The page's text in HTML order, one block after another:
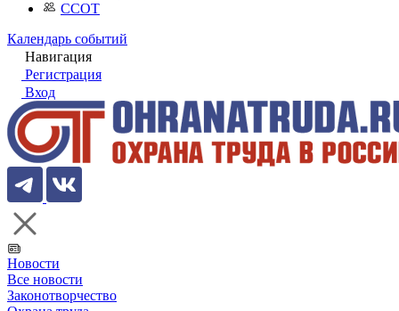
ССОТ
Календарь событий
Навигация
Регистрация
Вход
Новости
Все новости
Законотворчество